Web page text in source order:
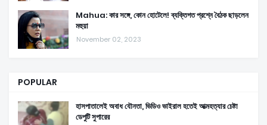
Mahua: কার সঙ্গে, কোন হোটেলে! ব্যক্তিগত প্রশ্নে বৈঠক ছাড়লেন
মহুয়া
November 02, 2023
POPULAR
হাসপাতালেই অবাধ যৌনতা, ভিডিও ভাইরাল হতেই আত্মহত্যার চেষ্টা
ডেপুটি সুপারের